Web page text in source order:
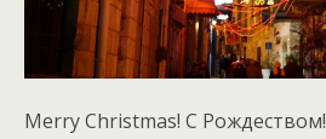
Merry Christmas! С Рождеством!